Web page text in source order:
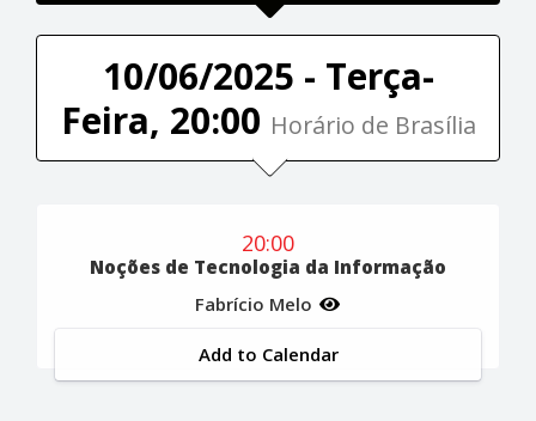
10/06/2025 - Terça-
Feira, 20:00 Horário de Brasília
20:00
Noções de Tecnologia da Informação
Fabrício Melo
Add to Calendar